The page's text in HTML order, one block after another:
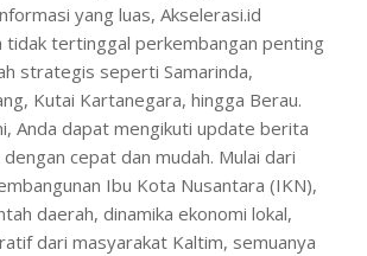
yang luas, Akselerasi.id
tidak tertinggal perkembangan penting
strategis seperti Samarinda,
Kutai Kartanegara, hingga Berau.
Anda dapat mengikuti update berita
cepat dan mudah. Mulai dari
Ibu Kota Nusantara (IKN),
daerah, dinamika ekonomi lokal,
dari masyarakat Kaltim, semuanya